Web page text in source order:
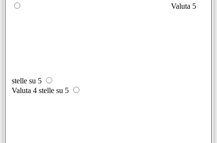
Valuta 5
stelle su 5
Valuta 4 stelle su 5